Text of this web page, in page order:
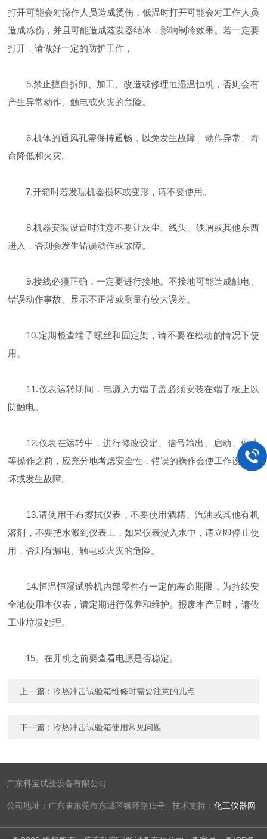
打开可能会对操作人员造成烫伤，低温时打开可能会对工作人员
造成冻伤，并且可能造成蒸发器结冰，影响制冷效果。若一定要
打开，请做好一定的防护工作，
5.禁止擅自拆卸、加工、改造或修理恒湿温恒机，否则会有
产生异常动作、触电或火灾的危险。
6.机体的通风孔需保持通畅，以免发生故障、动作异常、寿
命降低和火灾。
7.开箱时若发现机器损坏或变形，请不要使用。
8.机器安装设置时注意不要让灰尘、线头、铁屑或其他东西
进入，否则会发生错误动作或故障。
9.接线必须正确，一定要进行接地。不接地可能造成触电、
错误动作事故、显示不正常或测量有较大误差。
10.定期检查端子螺丝和固定架，请不要在松动的情况下使
用。
11.仪表运转期间，电源入力端子盖必须安装在端子板上以
防触电。
12.仪表在运转中，进行修改设定、信号输出、启动、停止
等操作之前，应充分地考虑安全性，错误的操作会使工作设备损
坏或发生故障。
13.请使用干布擦拭仪表，不要使用酒精、汽油或其他有机
溶剂，不要把水溅到仪表上，如果仪表浸入水中，请立即停止使
用，否则有漏电、触电或火灾的危险。
14.恒温恒湿试验机内部零件有一定的寿命期限，为持续安
全地使用本仪表，请定期进行保养和维护。报废本产品时，请依
工业垃圾处理。
15。在开机之前要查看电源是否稳定。
上一篇：冷热冲击试验箱维修时需要注意的几点
下一篇：冷热冲击试验箱使用常见问题
广东科宝试验设备有限公司
公司地址：广东省东莞市东城区狮环路15号 技术支持：化工仪器网